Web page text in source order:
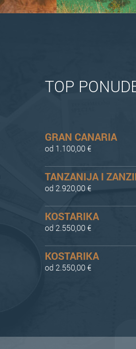
TOP
GRAN CANARIA
od 1.100,00 €
TANZANIJA I
od 2.920,00 €
KOSTARIKA
od 2.550,00 €
KOSTARIKA
od 2.550,00 €